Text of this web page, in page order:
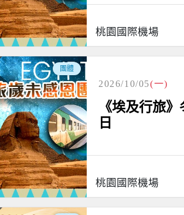
桃園國際機場
團體
2026/10/05(一)
《埃及行旅
日
桃園國際機場